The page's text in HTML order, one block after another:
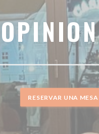
RESERVAR UNA MESA